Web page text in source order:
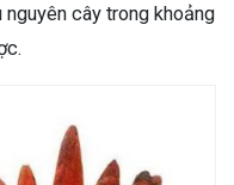
cây trong khoảng